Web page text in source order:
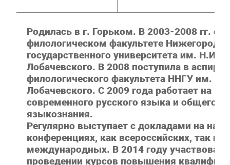
Родилась в г. Горьком. В 2003-2008 гг.
филологическом факультете
государственного университета им. Н.И.
Лобачевского. В 2008 поступила в
филологического факультета ННГУ им.
Лобачевского. С 2009 года работает на
современного русского языка и общего
языкознания.
Регулярно выступает с докладами на
конференциях, как всероссийских, так и
международных. В 2014 году
проведении курсов повышения